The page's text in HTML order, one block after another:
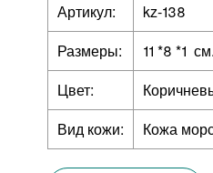
Артикул:
kz-138
Размеры:
11 *8 *1 см.
Цвет:
Вид кожи:
Кожа